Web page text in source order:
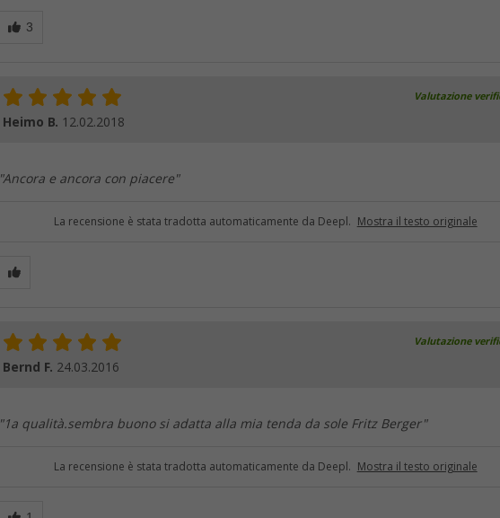
Valutazione
Heimo B. 12.02.2018
"Ancora e ancora con piacere"
La recensione è stata tradotta automaticamente da Deepl. Mostra il testo originale
Valutazione
Bernd F. 24.03.2016
"1a qualità.sembra buono si adatta alla mia tenda da sole Fritz Berger"
La recensione è stata tradotta automaticamente da Deepl. Mostra il testo originale